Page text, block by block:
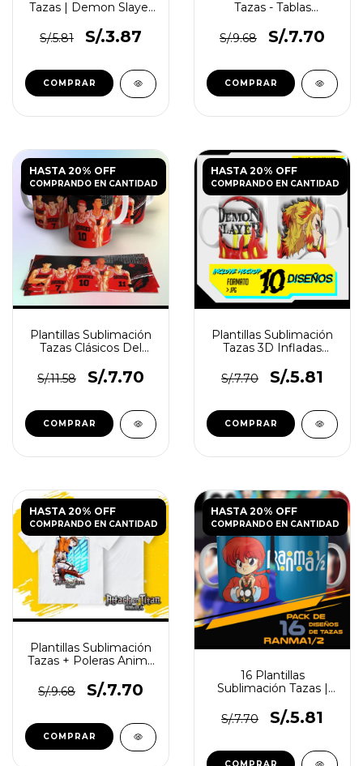
Tazas | Demon Slayer
S/.5.81
S/.3.87
Tazas - Tablas
S/.9.68
S/.7.70
HASTA 20% OFF
COMPRANDO EN CANTIDAD
Plantillas Sublimación
Tazas Clásicos Del
S/.11.58
S/.7.70
HASTA 20% OFF
COMPRANDO EN CANTIDAD
Plantillas Sublimación
Tazas 3D Infladas
S/.7.70
S/.5.81
HASTA 20% OFF
COMPRANDO EN CANTIDAD
Plantillas Sublimación
Tazas + Poleras Anime
S/.9.68
S/.7.70
HASTA 20% OFF
COMPRANDO EN CANTIDAD
16 Plantillas
Sublimación Tazas |
S/.7.70
S/.5.81